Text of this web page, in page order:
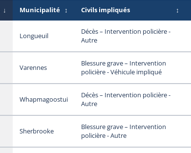
↓ Municipalité ↕ Civils impliqués ↕
Longueuil
Décès – Intervention policière -
Autre
Varennes
Blessure grave – Intervention
policière - Véhicule impliqué
Whapmagoostui
Décès – Intervention policière -
Autre
Sherbrooke
Blessure grave – Intervention
policière - Autre